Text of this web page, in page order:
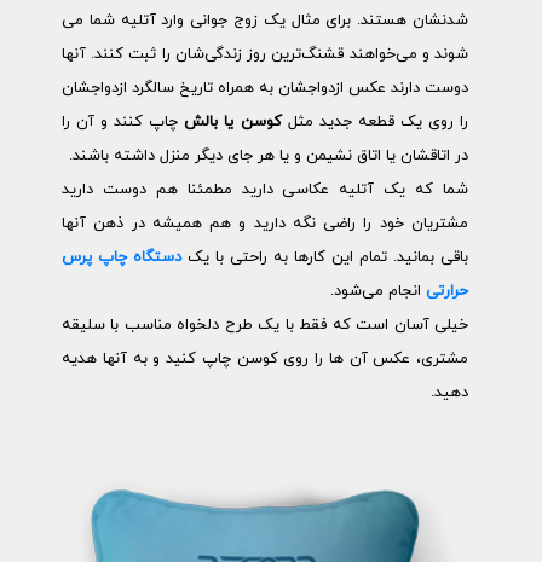
شدنشان هستند. برای مثال یک زوج جوانی وارد آتلیه شما می
شوند و می‌خواهند قشنگ‌ترین روز زندگی‌شان را ثبت کنند. آنها
دوست دارند عکس ازدواجشان به همراه تاریخ سالگرد ازدواجشان
را روی یک قطعه جدید مثلکوسن یا بالشچاپ کنند و آن را
در اتاقشان یا اتاق نشیمن و یا هر جای دیگر منزل داشته باشند.
شما که یک آتلیه عکاسی دارید مطمئنا هم دوست دارید
مشتریان خود را راضی نگه دارید و هم همیشه در ذهن آنها
باقی بمانید. تمام این کارها به راحتی با یکدستگاه چاپ پرس
حرارتی انجام می‌شود.
خیلی آسان است که فقط با یک طرح دلخواه مناسب با سلیقه
مشتری، عکس آن ها را روی کوسن چاپ کنید و به آنها هدیه
دهید.